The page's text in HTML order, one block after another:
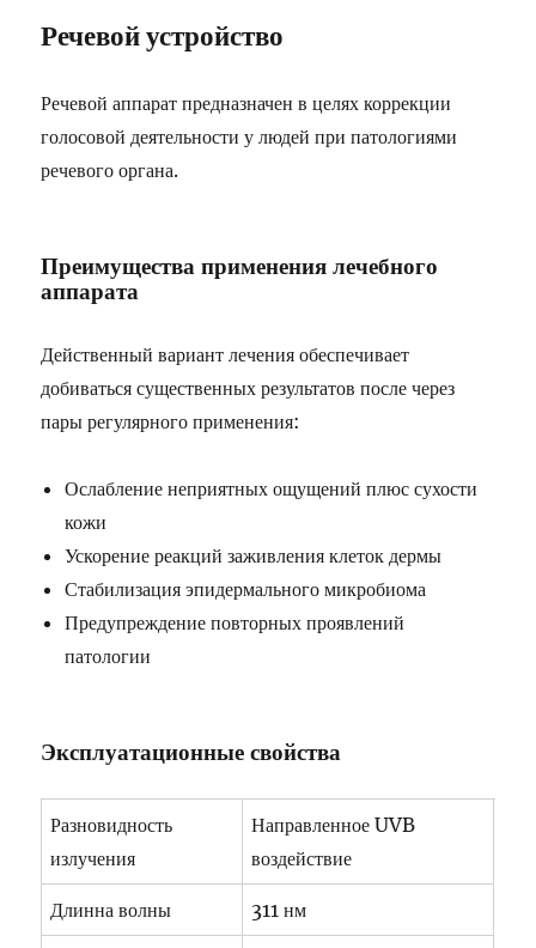
Речевой устройство
Речевой аппарат предназначен в целях коррекции
голосовой деятельности у людей при патологиями
речевого органа.
Преимущества применения лечебного
аппарата
Действенный вариант лечения обеспечивает
добиваться существенных результатов после через
пары регулярного применения:
Ослабление неприятных ощущений плюс сухости
кожи
Ускорение реакций заживления клеток дермы
Стабилизация эпидермального микробиома
Предупреждение повторных проявлений
патологии
Эксплуатационные свойства
Разновидность
излучения
Направленное UVB
воздействие
Длинна волны 311 нм